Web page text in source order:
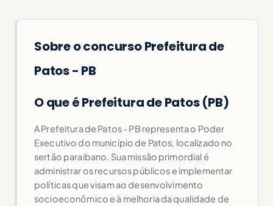
Sobre o concurso Prefeitura de
Patos - PB
O que é Prefeitura de Patos (PB)
A Prefeitura de Patos - PB representa o Poder
Executivo do município de Patos, localizado no
sertão paraibano. Sua missão primordial é
administrar os recursos públicos e implementar
políticas que visam ao desenvolvimento
socioeconômico e à melhoria da qualidade de